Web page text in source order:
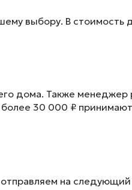
выбору. В стоимость
дома. Также
30 000 ₽
на следующий